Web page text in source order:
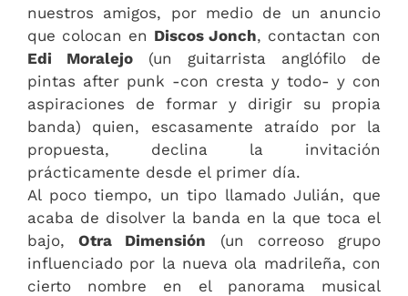
nuestros amigos, por medio de un anuncio
que colocan en Discos Jonch, contactan con
Edi Moralejo (un guitarrista anglófilo de
pintas after punk -con cresta y todo- y con
aspiraciones de formar y dirigir su propia
banda) quien, escasamente atraído por la
propuesta, declina la invitación
prácticamente desde el primer día.
Al poco tiempo, un tipo llamado Julián, que
acaba de disolver la banda en la que toca el
bajo,Otra Dimensión (un correoso grupo
influenciado por la nueva ola madrileña, con
cierto nombre en el panorama musical